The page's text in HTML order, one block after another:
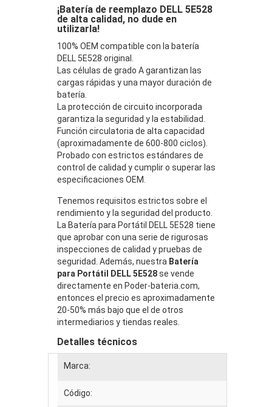
¡Batería de reemplazo DELL 5E528
de alta calidad, no dude en
utilizarla!
100% OEM compatible con la batería
DELL 5E528 original.
Las células de grado A garantizan las
cargas rápidas y una mayor duración de
batería.
La protección de circuito incorporada
garantiza la seguridad y la estabilidad.
Función circulatoria de alta capacidad
(aproximadamente de 600-800 ciclos).
Probado con estrictos estándares de
control de calidad y cumplir o superar las
especificaciones OEM.
Tenemos requisitos estrictos sobre el
rendimiento y la seguridad del producto.
La Batería para Portátil DELL 5E528 tiene
que aprobar con una serie de rigurosas
inspecciones de calidad y pruebas de
seguridad. Además, nuestra Batería
para Portátil DELL 5E528se vende
directamente en Poder-bateria.com,
entonces el precio es aproximadamente
20-50% más bajo que el de otros
intermediarios y tiendas reales.
Detalles técnicos
Marca:
Código: